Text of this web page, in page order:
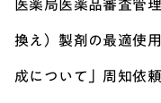
医薬局医薬品審査管
換え）製剤の最適使
成について」周知依